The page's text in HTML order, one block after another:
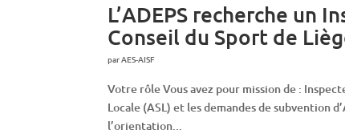
L’ADEPS recherche un
Conseil du Sport de
parAES-AISF
Votre rôle Vous avez pour mission de :
Locale (ASL) et les demandes de subvention
l’orientation...